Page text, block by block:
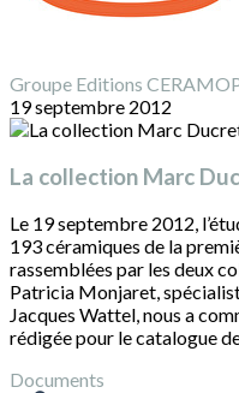
Groupe Editions
19 septembre 2012
La collection Marc
Le 19 septembre 2012,
193 céramiques de la
rassemblées par les deux
Patricia Monjaret,
Jacques Wattel, nous a
rédigée pour le catalogue
Documents